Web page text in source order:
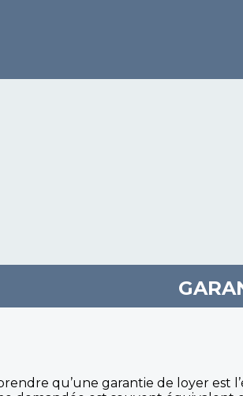
qu’une garantie de loyer est